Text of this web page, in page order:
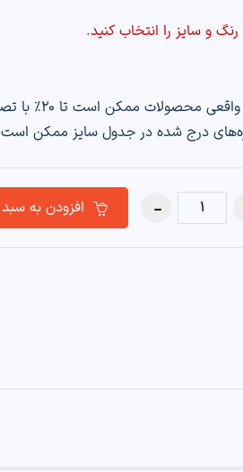
رنگ و سایز را انتخاب کنید.
محصولات ممکن است تا ۲۰٪ با تصاویر متفاوت باشد.
درج شده در جدول سایز ممکن است ۱ الی ۳ سانتیمتر خطا داشته باشد.